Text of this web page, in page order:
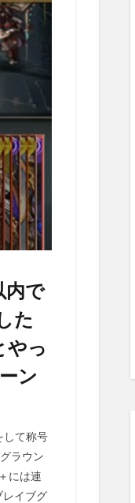
内で
た
やっ
ン
して称号
ラウン
には連
レイブグ